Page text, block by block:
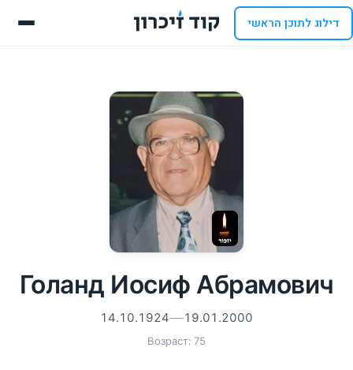
דילוג לתוכן הראשי
Голанд Иосиф Абрамович
14.10.1924 19.01.2000
Возраст: 75